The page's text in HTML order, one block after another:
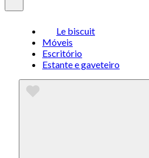
Le biscuit
Móveis
Escritório
Estante e gaveteiro